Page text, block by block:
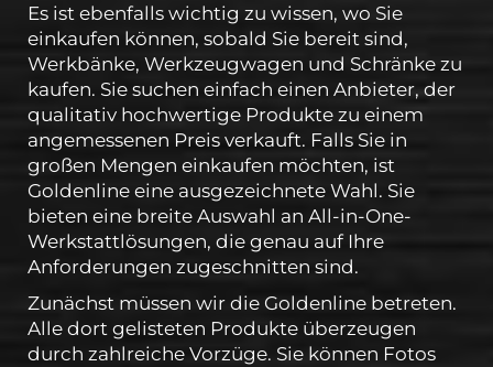
Es ist ebenfalls wichtig zu wissen, wo Sie
einkaufen können, sobald Sie bereit sind,
Werkbänke, Werkzeugwagen und Schränke zu
kaufen. Sie suchen einfach einen Anbieter, der
qualitativ hochwertige Produkte zu einem
angemessenen Preis verkauft. Falls Sie in
großen Mengen einkaufen möchten, ist
Goldenline eine ausgezeichnete Wahl. Sie
bieten eine breite Auswahl an All-in-One-
Werkstattlösungen, die genau auf Ihre
Anforderungen zugeschnitten sind.
Zunächst müssen wir die Goldenline betreten.
Alle dort gelisteten Produkte überzeugen
durch zahlreiche Vorzüge. Sie können Fotos